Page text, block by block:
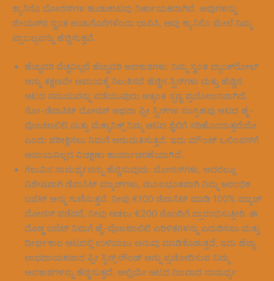
ಕ್ಯಾಸಿನೊ ಬೋನಸ್‌ಗಳ ಹುಡುಕಾಟವು ನಿರ್ಣಾಯಕವಾಗಿದೆ. ಅವುಗಳನ್ನು
ಜೀಯಸ್‌ನ ಸ್ವಂತ ಉಡುಗೊರೆಗಳೆಂದು ಭಾವಿಸಿ, ಅವು ಕ್ಯಾಸಿನೊ ಮೇಲೆ ನಿಮ್ಮ
ಪ್ರಾಬಲ್ಯವನ್ನು ಹೆಚ್ಚಿಸುತ್ತವೆ.
ಹೆಚ್ಚುವರಿ ವೆಚ್ಚವಿಲ್ಲದೆ ಹೆಚ್ಚುವರಿ ಅವಕಾಶಗಳು: ನಿಮ್ಮ ಸ್ವಂತ ಬ್ಯಾಂಕ್‌ರೋಲ್
ಅನ್ನು ತಕ್ಷಣವೇ ಅಪಾಯಕ್ಕೆ ಸಿಲುಕಿಸದೆ ಹೆಚ್ಚಿನ ಸ್ಪಿನ್‌ಗಳು ಮತ್ತು ಹೆಚ್ಚಿನ
ಆಟದ ಸಮಯವನ್ನು ಪಡೆಯುವುದು ಅತ್ಯಂತ ಸ್ಪಷ್ಟ ಪ್ರಯೋಜನವಾಗಿದೆ.
ನೋ-ಡೆಪಾಸಿಟ್ ಬೋನಸ್ ಅಥವಾ ಫ್ರೀ ಸ್ಪಿನ್‌ಗಳ ಸಂಗ್ರಹವು ಆಟದ ಹೈ-
ವೊಲಟಾಲಿಟಿ ಮತ್ತು ಮೆಕ್ಯಾನಿಕ್ಸ್ ನಿಮ್ಮ ಆಟದ ಶೈಲಿಗೆ ಸರಿಹೊಂದುತ್ತದೆಯೇ
ಎಂದು ಪರೀಕ್ಷಿಸಲು ನಿಮಗೆ ಅನುಮತಿಸುತ್ತದೆ. ಇದು ಮೌಂಟ್ ಒಲಿಂಪಸ್‌ಗೆ
ಅಪಾಯವಿಲ್ಲದ ವಿಚಕ್ಷಣಾ ಕಾರ್ಯಾಚರಣೆಯಾಗಿದೆ.
ಗೆಲುವಿನ ಸಾಮರ್ಥ್ಯವನ್ನು ಹೆಚ್ಚಿಸುವುದು: ಬೋನಸ್‌ಗಳು, ಅದರಲ್ಲೂ
ವಿಶೇಷವಾಗಿ ಡೆಪಾಸಿಟ್ ಮ್ಯಾಚ್‌ಗಳು, ಮೂಲಭೂತವಾಗಿ ನಿಮ್ಮ ಆರಂಭಿಕ
ಬಜೆಟ್ ಅನ್ನು ಗುಣಿಸುತ್ತವೆ. ನೀವು €100 ಡೆಪಾಸಿಟ್ ಮಾಡಿ 100% ಮ್ಯಾಚ್
ಬೋನಸ್ ಪಡೆದರೆ, ನೀವು ಆಡಲು €200 ನೊಂದಿಗೆ ಪ್ರಾರಂಭಿಸುತ್ತೀರಿ. ಈ
ದೊಡ್ಡ ಬಜೆಟ್ ನಿಮಗೆ ಹೈ-ವೊಲಟಾಲಿಟಿ ಏರಿಳಿತಗಳನ್ನು ಎದುರಿಸಲು ಮತ್ತು
ದೀರ್ಘಕಾಲ ಆಟದಲ್ಲಿ ಉಳಿಯಲು ಅನುವು ಮಾಡಿಕೊಡುತ್ತದೆ, ಇದು ಹೆಚ್ಚು
ಲಾಭದಾಯಕವಾದ ಫ್ರೀ ಸ್ಪಿನ್ಸ್ ರೌಂಡ್ ಅನ್ನು ಪ್ರಚೋದಿಸುವ ನಿಮ್ಮ
ಅವಕಾಶಗಳನ್ನು ಹೆಚ್ಚಿಸುತ್ತದೆ, ಅಲ್ಲಿಯೇ ಆಟದ ನಿಜವಾದ ಸಾಮರ್ಥ್ಯ